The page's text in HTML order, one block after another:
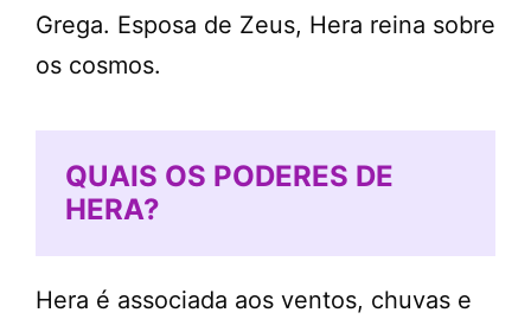
Grega. Esposa de Zeus, Hera reina sobre
os cosmos.
QUAIS OS PODERES DE
HERA?
Hera é associada aos ventos, chuvas e